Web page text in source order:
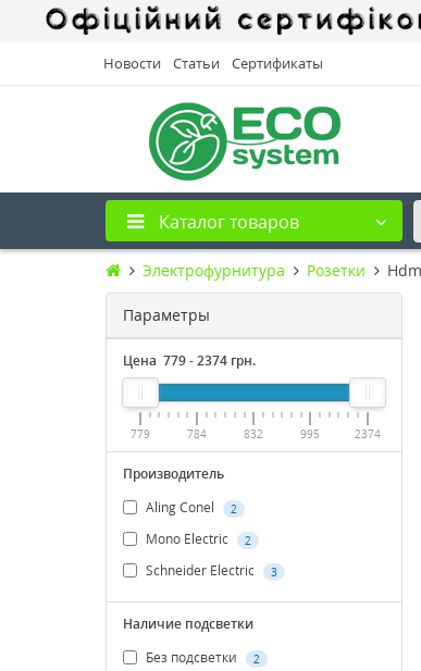
Новости Статьи Сертификаты
Каталог товаров
Электрофурнитура Розетки
Параметры
Цена 779-2374 грн.
779 784 832 995 2374
Производитель
Aling Conel
2
Mono Electric 2
Schneider Electric 3
Наличие подсветки
Без подсветки
2